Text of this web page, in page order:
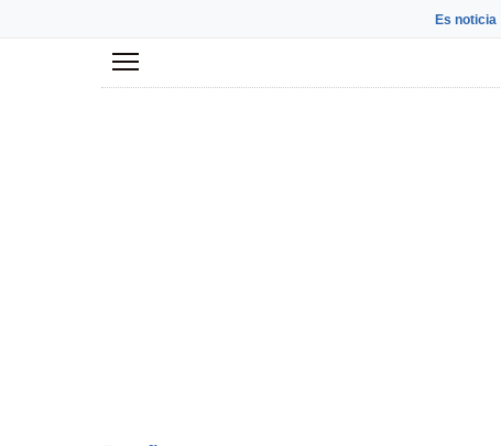
Es noticia
Menú